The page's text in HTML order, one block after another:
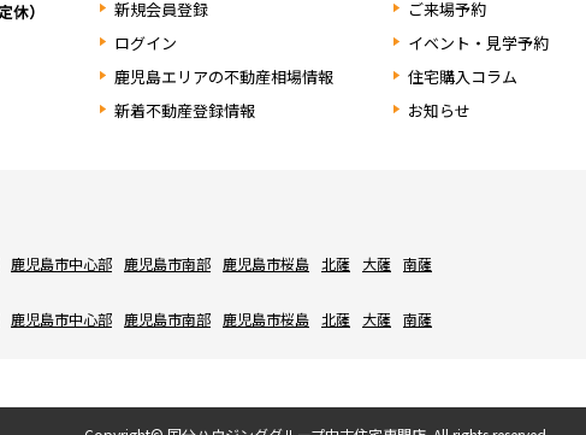
新規会員登録
ログイン
鹿児島エリアの不動産相場情報
新着不動産登録情報
ご来場予約
イベント・見学予約
住宅購入コラム
お知らせ
鹿児島市中心部 鹿児島市南部 鹿児島市桜島 北薩 大薩 南薩
鹿児島市中心部 鹿児島市南部 鹿児島市桜島 北薩 大薩 南薩